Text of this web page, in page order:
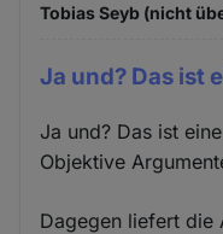
Tobias Seyb (nicht
Ja und? Das ist
Ja und? Das ist
Objektive
Dagegen liefert die